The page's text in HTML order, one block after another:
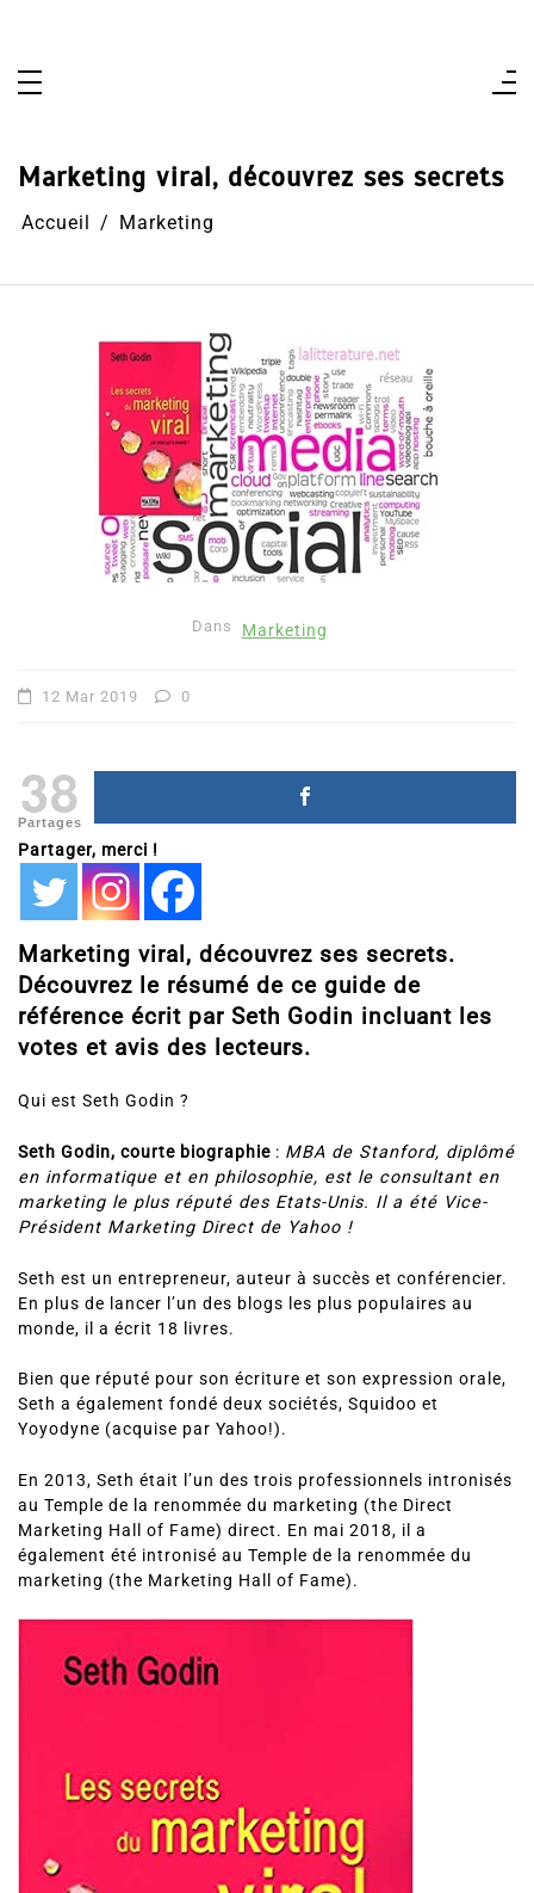
Marketing viral, découvrez ses secrets
Accueil Marketing
Dans Marketing
12 Mar 2019 0
38
Partages
Partager, merci !
Marketing viral, découvrez ses secrets.
Découvrez le résumé de ce guide de
référence écrit par Seth Godin incluant les
votes et avis des lecteurs.
Qui est Seth Godin ?
Seth Godin, courte biographie : MBA de Stanford, diplômé
en informatique et en philosophie, est le consultant en
marketing le plus réputé des Etats-Unis. Il a été Vice-
Président Marketing Direct de Yahoo !
Seth est un entrepreneur, auteur à succès et conférencier.
En plus de lancer l’un des blogs les plus populaires au
monde, il a écrit 18 livres.
Bien que réputé pour son écriture et son expression orale,
Seth a également fondé deux sociétés, Squidoo et
Yoyodyne (acquise par Yahoo!).
En 2013, Seth était l’un des trois professionnels intronisés
au Temple de la renommée du marketing (the Direct
Marketing Hall of Fame) direct. En mai 2018, il a
également été intronisé au Temple de la renommée du
marketing (the Marketing Hall of Fame).